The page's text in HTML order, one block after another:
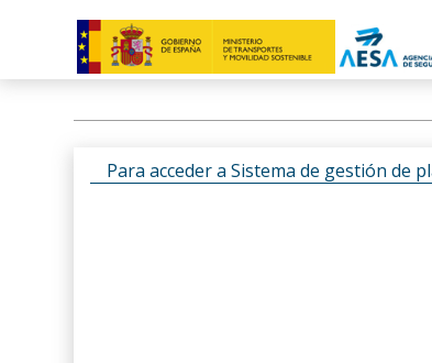
Para acceder a Sistema de gestión de